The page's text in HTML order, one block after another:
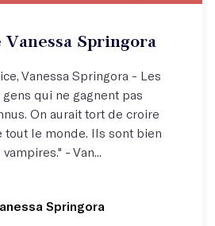
inédite !
Springora
Vanessa Springora - Les
qui ne gagnent pas
On aurait tort de croire
tout le monde. Ils sont bien
- Van...
Springora